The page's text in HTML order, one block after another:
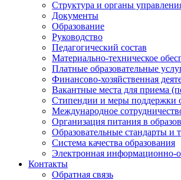
Структура и органы
Документы
Образование
Руководство
Педагогический состав
Материально-техническое
Платные образовательные
Финансово-хозяйственная
Вакантные места для приема
Стипендии и меры поддержки
Международное
Организация питания в
Образовательные стандарты и
Система качества образования
Электронная информационно-
Контакты
Обратная связь